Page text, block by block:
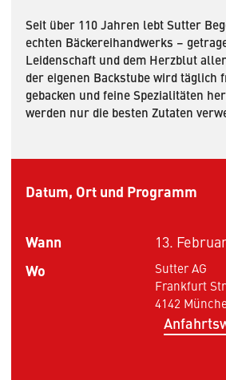
Seit über 110 Jahren lebt Sutter
echten Bäckereihandwerks –
Leidenschaft und dem Herzblut
der eigenen Backstube wird täglich
gebacken und feine Spezialitäten
werden nur die besten Zutaten
Datum, Ort und Programm
Wann 13.
Wo
Sutter AG
Frankfurt
4142